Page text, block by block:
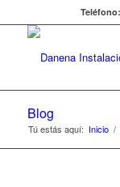
Blog
Tú estás aquí: Inicio /